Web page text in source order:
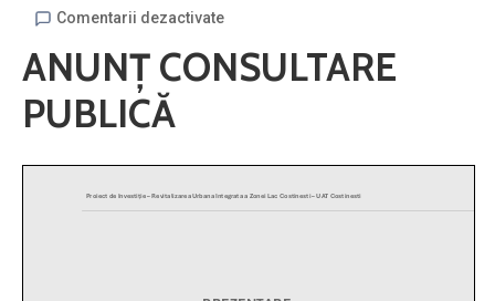
Comentarii dezactivate
ANUNȚ CONSULTARE
PUBLICĂ